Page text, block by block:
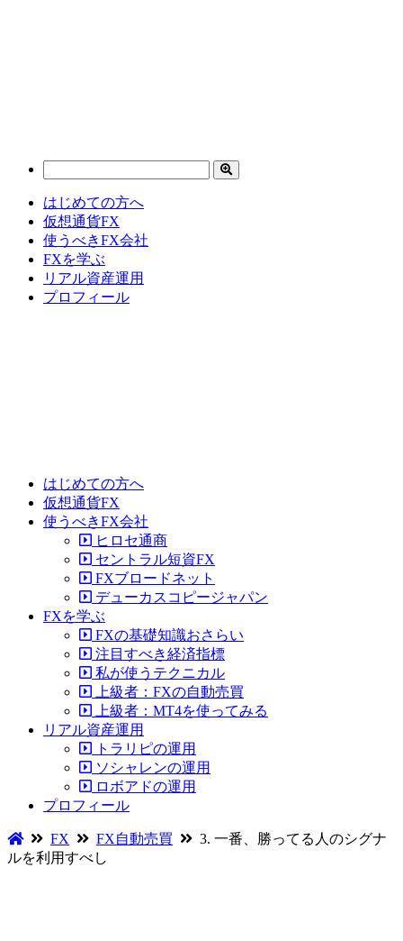
はじめての方へ
仮想通貨FX
使うべきFX会社
FXを学ぶ
リアル資産運用
プロフィール
はじめての方へ
仮想通貨FX
使うべきFX会社
ヒロセ通商
セントラル短資FX
FXブロードネット
デューカスコピージャパン
FXを学ぶ
FXの基礎知識おさらい
注目すべき経済指標
私が使うテクニカル
上級者：FXの自動売買
上級者：MT4を使ってみる
リアル資産運用
トラリピの運用
ソシャレンの運用
ロボアドの運用
プロフィール
FX FX自動売買
3. 一番、勝ってる人のシグナ
ルを利用すべし